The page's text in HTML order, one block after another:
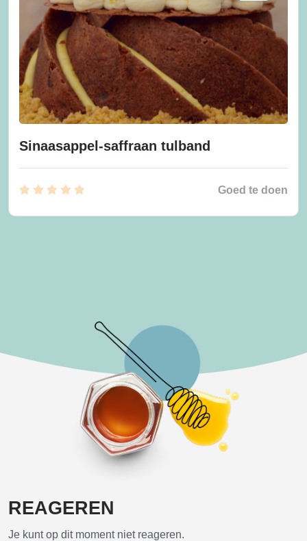
Sinaasappel-saffraan tulband
Goed te doen
REAGEREN
Je kunt op dit moment niet reageren.